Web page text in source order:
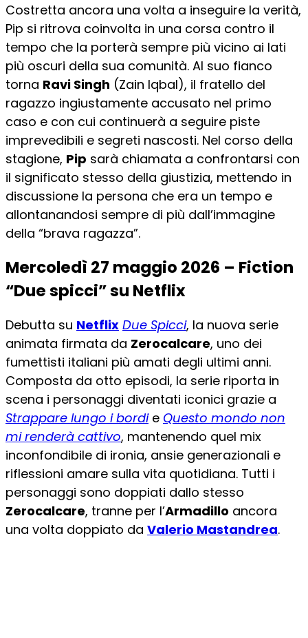
Costretta ancora una volta a inseguire la verità,
Pip si ritrova coinvolta in una corsa contro il
tempo che la porterà sempre più vicino ai lati
più oscuri della sua comunità. Al suo fianco
torna Ravi Singh (Zain Iqbal), il fratello del
ragazzo ingiustamente accusato nel primo
caso e con cui continuerà a seguire piste
imprevedibili e segreti nascosti. Nel corso della
stagione, Pip sarà chiamata a confrontarsi con
il significato stesso della giustizia, mettendo in
discussione la persona che era un tempo e
allontanandosi sempre di più dall’immagine
della “brava ragazza”.
Mercoledì 27 maggio 2026 – Fiction
“Due spicci” su Netflix
Debutta su Netflix Due Spicci, la nuova serie
animata firmata da Zerocalcare, uno dei
fumettisti italiani più amati degli ultimi anni.
Composta da otto episodi, la serie riporta in
scena i personaggi diventati iconici grazie a
Strappare lungo i bordie Questo mondo non
mi renderà cattivo, mantenendo quel mix
inconfondibile di ironia, ansie generazionali e
riflessioni amare sulla vita quotidiana. Tutti i
personaggi sono doppiati dallo stesso
Zerocalcare, tranne per l’Armadillo ancora
una volta doppiato da Valerio Mastandrea.